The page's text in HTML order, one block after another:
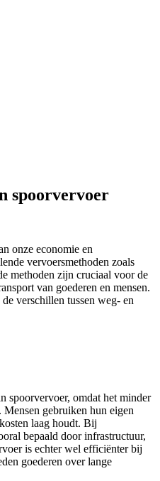
spoorvervoer
onze economie en
vervoersmethoden zoals
methoden zijn cruciaal voor de
van goederen en mensen.
verschillen tussen weg- en
spoorvervoer, omdat het minder
gebruiken hun eigen
laag houdt. Bij
bepaald door infrastructuur,
is echter wel efficiënter bij
goederen over lange